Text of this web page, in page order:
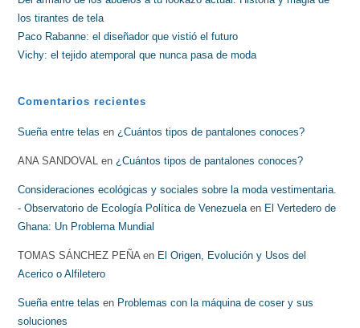
los tirantes de tela
Paco Rabanne: el diseñador que vistió el futuro
Vichy: el tejido atemporal que nunca pasa de moda
Comentarios recientes
Sueña entre telas en ¿Cuántos tipos de pantalones conoces?
ANA SANDOVAL en ¿Cuántos tipos de pantalones conoces?
Consideraciones ecológicas y sociales sobre la moda vestimentaria.
- Observatorio de Ecología Política de Venezuela en El Vertedero de
Ghana: Un Problema Mundial
TOMAS SÁNCHEZ PEÑA en El Origen, Evolución y Usos del
Acerico o Alfiletero
Sueña entre telas en Problemas con la máquina de coser y sus
soluciones